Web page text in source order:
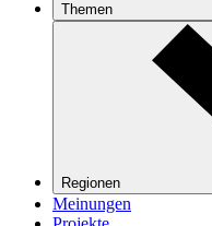
Themen
Regionen
Meinungen